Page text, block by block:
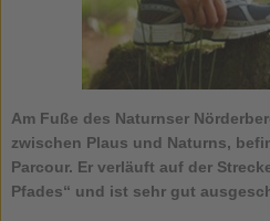
Am Fuße des Naturnser
zwischen Plaus und Naturns,
Parcour. Er verläuft auf der
Pfades“ und ist sehr gut